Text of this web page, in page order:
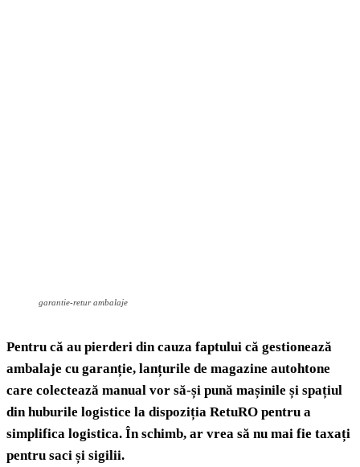
garantie-retur ambalaje
Pentru că au pierderi din cauza faptului că gestionează
ambalaje cu garanție, lanțurile de magazine autohtone
care colectează manual vor să-și pună mașinile și spațiul
din huburile logistice la dispoziția RetuRO pentru a
simplifica logistica. În schimb, ar vrea să nu mai fie taxați
pentru saci și sigilii.